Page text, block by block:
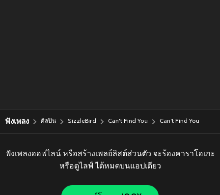
ฟังเพลง ศิลปิน SizzleBird Can't Find You Can't Find You
ฟังเพลงออฟไลน์ หรือสร้างเพลย์ลิสต์ส่วนตัว จะร้องคาราโอเกะ
หรือดูไลฟ์ ได้หมดบนแอปเดียว